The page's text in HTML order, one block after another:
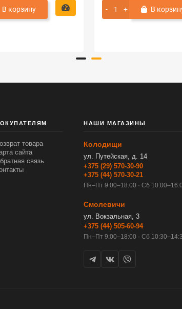
В корзину В
товара
сайта
связь
НАШИ МАГАЗИНЫ
Колодищи
ул. Путейская, д. 14
+375 (29) 570-30-90
+375 (44) 570-30-21
Пн–Пт 9:00–18:00 · Сб
Смолевичи
ул. Вокзальная, 3
+375 (44) 505-60-94
Пн–Пт 9:00–18:00 · Сб